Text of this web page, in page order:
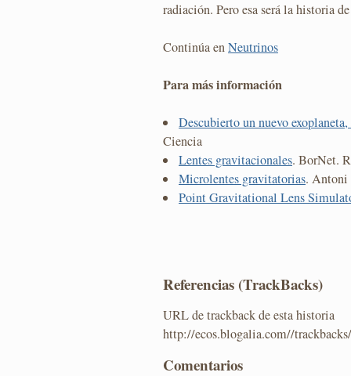
radiación. Pero esa será la historia
Continúa enNeutrinos
Para más información
Descubierto un nuevo
Ciencia
Lentes gravitacionales. BorNet.
Microlentes gravitatorias. Antoni
Point Gravitational Lens
Referencias (TrackBacks)
URL de trackback de esta historia
http://ecos.blogalia.com//
Comentarios